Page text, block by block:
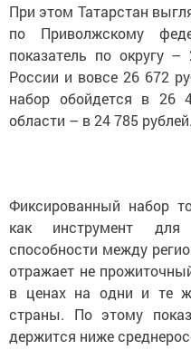
При этом Татарстан
по Приволжскому
показатель по округу
России и вовсе 26 672
набор обойдется в 26
области – в 24 785 рублей.
Фиксированный набор
как инструмент для
способности между
отражает не
в ценах на одни и те
страны. По этому
держится ниже